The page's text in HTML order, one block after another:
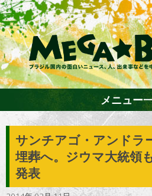
ホーム
ファショ
メニュー
サンチアゴ・アンドラ
埋葬へ。ジウマ大統領
発表